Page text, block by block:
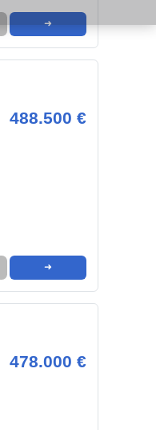
➜
488.500 €
➜
478.000 €